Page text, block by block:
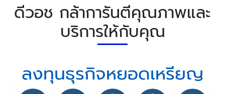
ดีวอช กล้าการันตีคุณภาพและ
บริการให้กับคุณ
ลงทุนธุรกิจหยอดเหรียญ